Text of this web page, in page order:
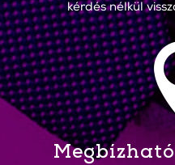
kérdés nélkül